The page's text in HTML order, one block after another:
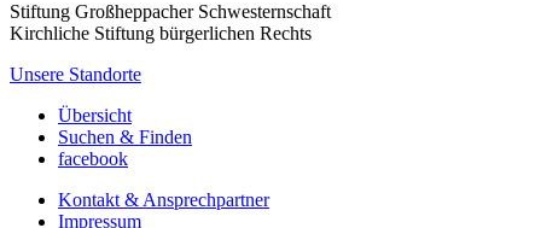
Stiftung Großheppacher Schwesternschaft
Kirchliche Stiftung bürgerlichen Rechts
Unsere Standorte
Übersicht
Suchen & Finden
facebook
Kontakt & Ansprechpartner
Impressum